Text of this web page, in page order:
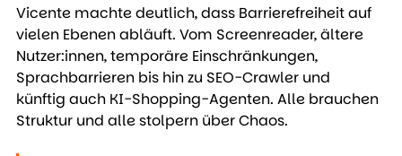
Vicente machte deutlich, dass Barrierefreiheit auf
vielen Ebenen abläuft. Vom Screenreader, ältere
Nutzer:innen, temporäre Einschränkungen,
Sprachbarrieren bis hin zu SEO-Crawler und
künftig auch KI-Shopping-Agenten. Alle brauchen
Struktur und alle stolpern über Chaos.